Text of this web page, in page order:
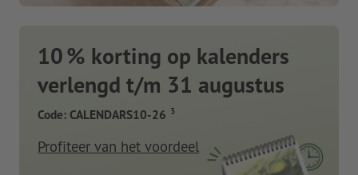
10 % korting op kalenders
verlengd t/m 31 augustus
Code: CALENDARS10-26 3
Profiteer van het voordeel